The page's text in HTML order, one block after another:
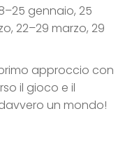
gennaio, 25
22–29 marzo, 29
approccio con
il gioco e il
un mondo!